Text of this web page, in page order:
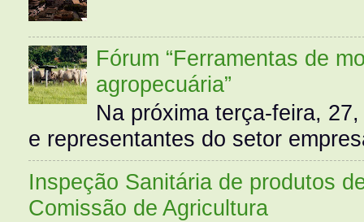
Fórum “Ferramentas de
agropecuária”
Na próxima terça-feira,
e representantes do setor
Inspeção Sanitária de produtos
Comissão de Agricultura